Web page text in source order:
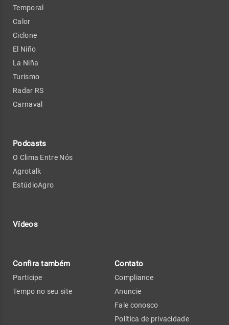
Temporal
Calor
Ciclone
El Niño
La Niña
Turismo
Radar RS
Carnaval
Podcasts
O Clima Entre Nós
Agrotalk
EstúdioAgro
Vídeos
Confira também
Participe
Tempo no seu site
Contato
Compliance
Anuncie
Fale conosco
Política de privacidade